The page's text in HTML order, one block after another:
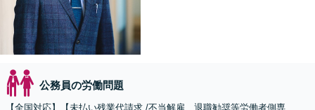
公務員の労働問題
【全国対応】【未払い残業代請求 /不当解雇、退職勧奨等労働者側専